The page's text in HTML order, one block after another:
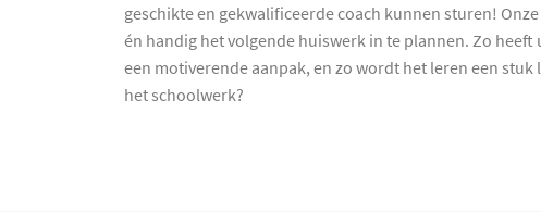
geschikte en gekwalificeerde coach kunnen sturen!
én handig het volgende huiswerk in te plannen. Zo
een motiverende aanpak, en zo wordt het leren een
het schoolwerk?